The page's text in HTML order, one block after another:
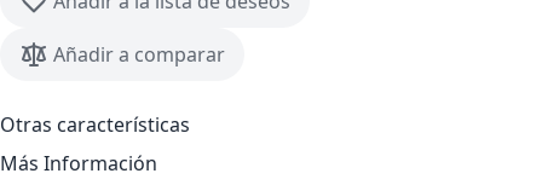
Añadir a comparar
Otras características
Más Información